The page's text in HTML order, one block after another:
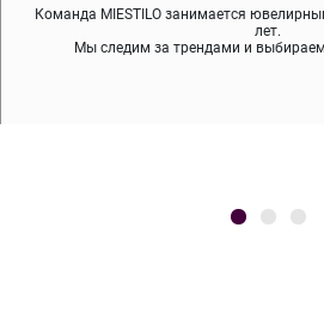
Команда MIESTILO занимается
лет.
Мы следим за трендами и
Мы используем покрытие (родий,
содержит никеля и свинца — это
Во время доставки спокойно
что вам нравятся, остальные